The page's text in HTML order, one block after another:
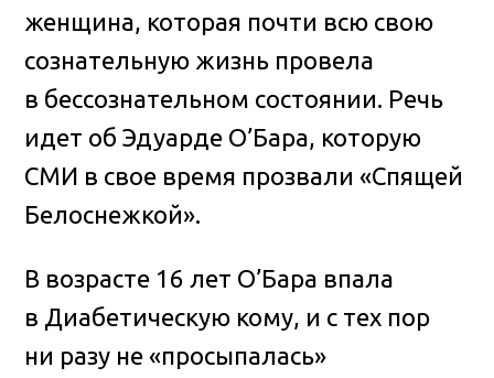
женщина, которая почти всю свою
сознательную жизнь провела
в бессознательном состоянии. Речь
идет об Эдуарде О’Бара, которую
СМИ в свое время прозвали «Спящей
Белоснежкой».
В возрасте 16 лет О’Бара впала
в Диабетическую кому, и с тех пор
ни разу не «просыпалась»